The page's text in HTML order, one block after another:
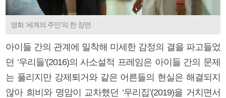
영화 ‘세계의 주인’의 한 장면.
아이들 간의 관계에 밀착해 미세한 감정의 결을 파고들었
던 ‘우리들’(2016)의 사소설적 프레임은 아이들 간의 문제
는 풀리지만 강제퇴거와 같은 어른들의 현실은 해결되지
않아 희비와 명암이 교차했던 ‘우리집’(2019)을 거치면서